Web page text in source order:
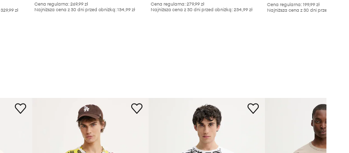
329,99 zł
Cena regularna: 269,99 zł
Najniższa cena z 30 dni przed obniżką: 134,99 zł
Cena regularna:279,99 zł
Najniższa cena z 30 dni przed obniżką:234,99 zł
Cena regularna: 199,99 zł
Najniższa cena z 30 dni przed obniżką: